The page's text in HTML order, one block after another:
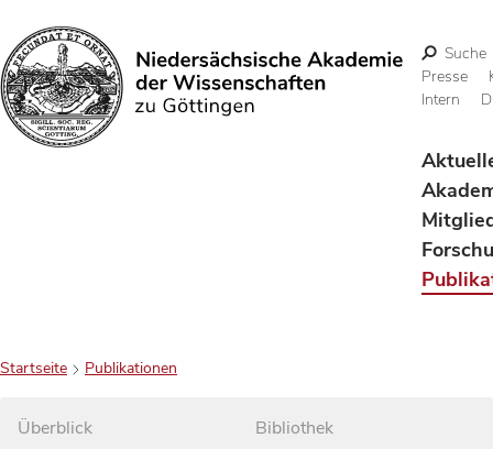
Suchen
Suche
Presse
Intern
Startseite Publikationen
Überblick
Bibliothek